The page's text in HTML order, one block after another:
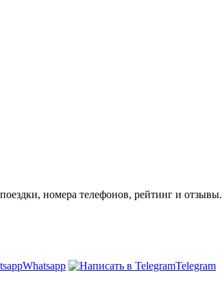
номера телефонов, рейтинг и отзывы.
Whatsapp
Telegram